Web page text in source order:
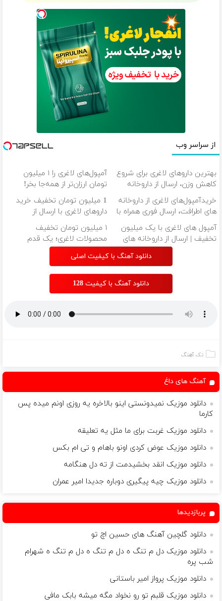
از سراسر وب
بهترین داروهای لاغری برای شروع
کاهش وزن، ارسال از داروخانه
های نزدیکت!
آمپول‌های لاغری را ۱ میلیون
تومان ارزان‌تر از همه‌جا بخر!
خریدآمپول‌های لاغری از داروخانه
های اطرافت، ارسال فوری همراه با
پک یخ!
1 میلیون تومان تخفیف خرید
داروهای لاغری با ارسال از
داروخانه و پک یخ!
آمپول های لاغری با یک میلیون
تخفیف | ارسال از داروخانه های
۱ میلیون تومان تخفیف
محصولات لاغری؛ یک قدم
نزدیک‌تر به شروع کاهش وزن
دانلود آهنگ با کیفیت اصلی
دانلود آهنگ با کیفیت 128
تک آهنگ
آهنگ های داغ
دانلود موزیک نمیدونستی اینو بالاخره یه روزی اونم میده پس
کارما
دانلود موزیک غربت برای ما مثل یه تعلیقه
دانلود موزیک عوض کردی اونو باهام و تی ام بکس
دانلود موزیک انقد بخشیدمت از ته دل هنگامه
دانلود موزیک چیه پیگیری دوباره جدیدا امیر عمران
پربازدیدها
دانلود گلچین آهنگ های حسین اچ تو
دانلود موزیک دل م تنگ ه دل م تنگ ه دل م تنگ ه شهرام
شب پره
دانلود موزیک پرواز امیر باستانی
دانلود موزیک قلبم ﺗﻮ رو ﻧﺨﻮاد ﻣﮕﻪ ﻣﻴﺸﻪ بابک مافی